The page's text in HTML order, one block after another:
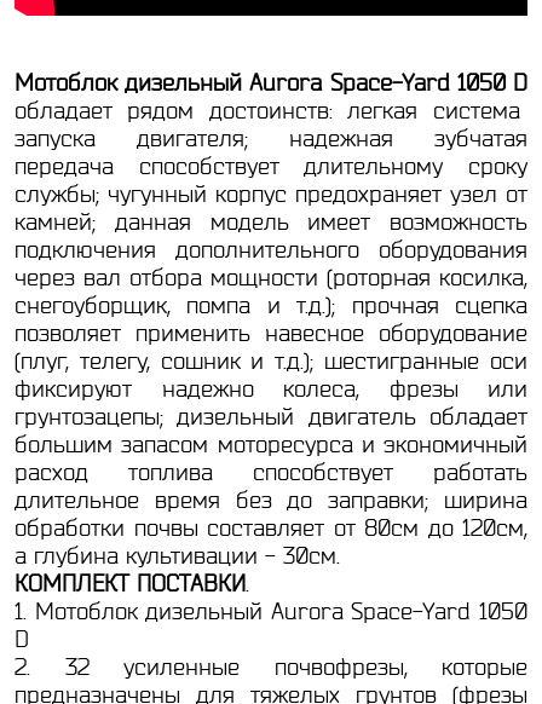
Мотоблок дизельный Aurora Space-Yard 1050 D
обладает рядом достоинств: легкая система
запуска двигателя; надежная зубчатая
передача способствует длительному сроку
службы; чугунный корпус предохраняет узел от
камней; данная модель имеет возможность
подключения дополнительного оборудования
через вал отбора мощности (роторная косилка,
снегоуборщик, помпа и т.д.); прочная сцепка
позволяет применить навесное оборудование
(плуг, телегу, сошник и т.д.); шестигранные оси
фиксируют надежно колеса, фрезы или
грунтозацепы; дизельный двигатель обладает
большим запасом моторесурса и экономичный
расход топлива способствует работать
длительное время без до заправки; ширина
обработки почвы составляет от 80см до 120см,
а глубина культивации - 30см.
КОМПЛЕКТ ПОСТАВКИ
1. Мотоблок дизельный Aurora Space-Yard 1050
D
2. 32 усиленные почвофрезы, которые
предназначены для тяжелых грунтов (фрезы